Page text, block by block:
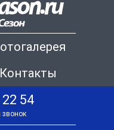
Контакты
54
звонок